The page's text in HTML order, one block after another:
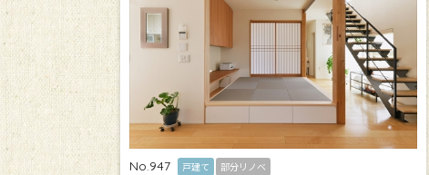
No.947 戸建て 部分リノベ